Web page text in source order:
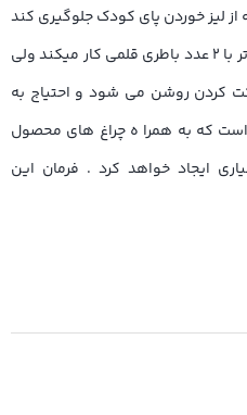
لیز خوردن پای کودک جلوگیری کند
. چراغ های به کار رفته در کفی اسکوتر با ۲ عدد باطری قلمی کار میکند ولی
کردن روشن می شود و احتیاج به
است که به همرا ه چراغ های محصول
ایجاد خواهد کرد . فرمان این